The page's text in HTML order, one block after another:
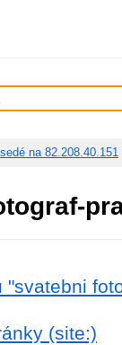
na 82.208.40.151
"svatebni
(site:)